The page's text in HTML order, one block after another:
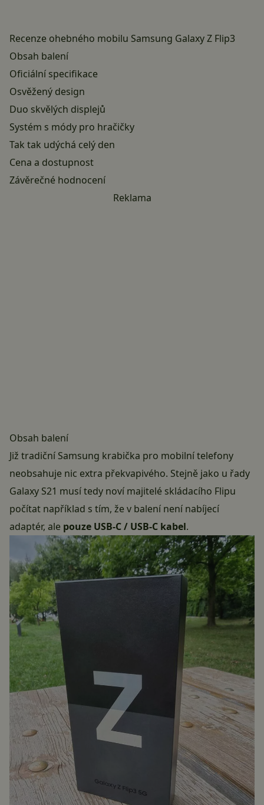
Recenze ohebného mobilu Samsung Galaxy Z Flip3
Obsah balení
Oficiální specifikace
Osvěžený design
Duo skvělých displejů
Systém s módy pro hračičky
Tak tak udýchá celý den
Cena a dostupnost
Závěrečné hodnocení
Reklama
Obsah balení
Již tradiční Samsung krabička pro mobilní telefony
neobsahuje nic extra překvapivého. Stejně jako u řady
Galaxy S21 musí tedy noví majitelé skládacího Flipu
počítat například s tím, že v balení není nabíjecí
adaptér, ale pouze USB-C / USB-C kabel.